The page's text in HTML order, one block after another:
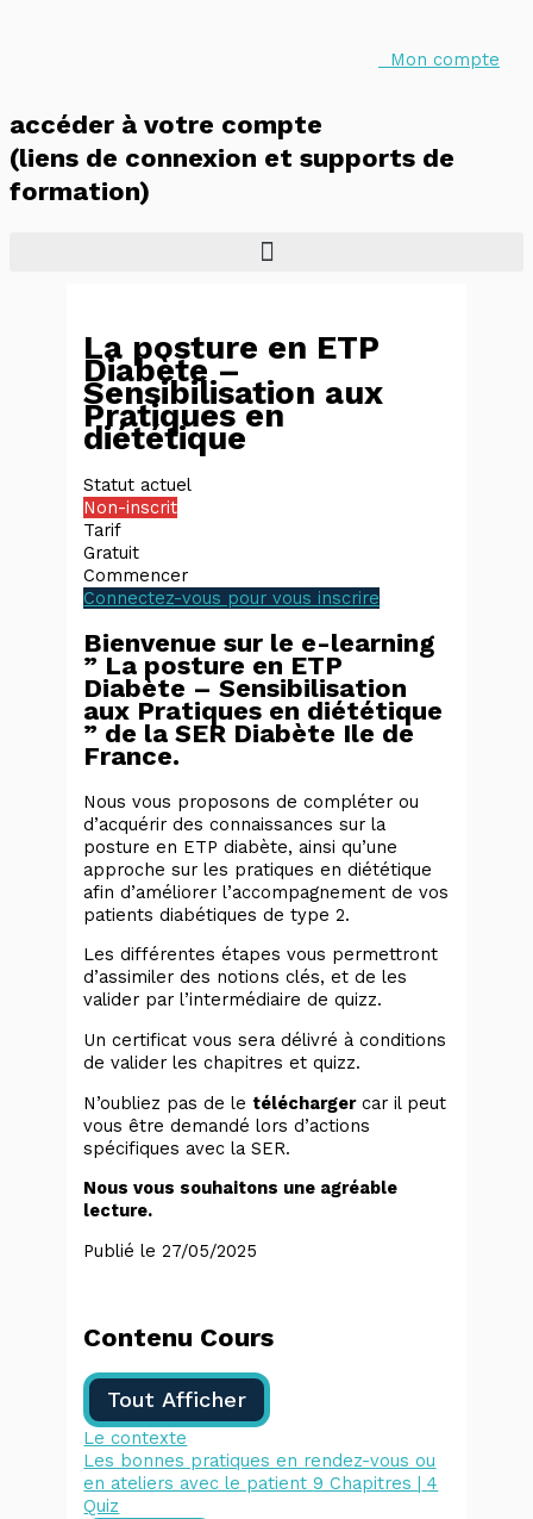
Mon compte
accéder à votre compte
(liens de connexion et supports de
formation)
La posture en ETP
Diabète –
Sensibilisation aux
Pratiques en
diététique
Statut actuel
Non-inscrit
Tarif
Gratuit
Commencer
Connectez-vous pour vous inscrire
Bienvenue sur le e-learning
” La posture en ETP
Diabète – Sensibilisation
aux Pratiques en diététique
” de la SER Diabète Ile de
France.
Nous vous proposons de compléter ou
d’acquérir des connaissances sur la
posture en ETP diabète, ainsi qu’une
approche sur les pratiques en diététique
afin d’améliorer l’accompagnement de vos
patients diabétiques de type 2.
Les différentes étapes vous permettront
d’assimiler des notions clés, et de les
valider par l’intermédiaire de quizz.
Un certificat vous sera délivré à conditions
de valider les chapitres et quizz.
N’oubliez pas de le téléchargercar il peut
vous être demandé lors d’actions
spécifiques avec la SER.
Nous vous souhaitons une agréable
lecture.
Publié le 27/05/2025
Contenu Cours
Tout Afficher
Le contexte
Les bonnes pratiques en rendez-vous ou
en ateliers avec le patient9 Chapitres
4
Quiz